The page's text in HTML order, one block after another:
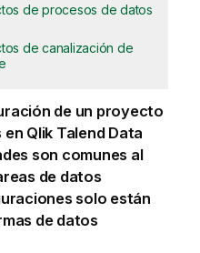
de procesos de datos
de canalización de
de un proyecto
en Qlik Talend Data
son comunes al
de datos
solo están
de datos